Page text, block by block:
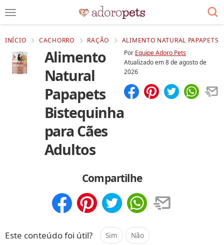
INÍCIO CACHORRO RAÇÃO ALIMENTO NATURAL PAPAPETS
Alimento
Natural
Papapets
Bistequinha
para Cães
Adultos
Por Equipe Adoro Pets
Atualizado em8 de agosto de
2026
Compartilhe
Este conteúdo foi útil? Sim Não